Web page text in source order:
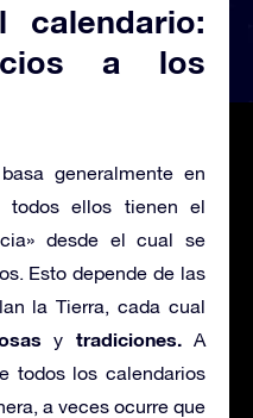
calendario:
a los
generalmente en
todos ellos tienen el
desde el cual se
Esto depende de las
la Tierra, cada cual
y tradiciones.A
todos los calendarios
a veces ocurre que